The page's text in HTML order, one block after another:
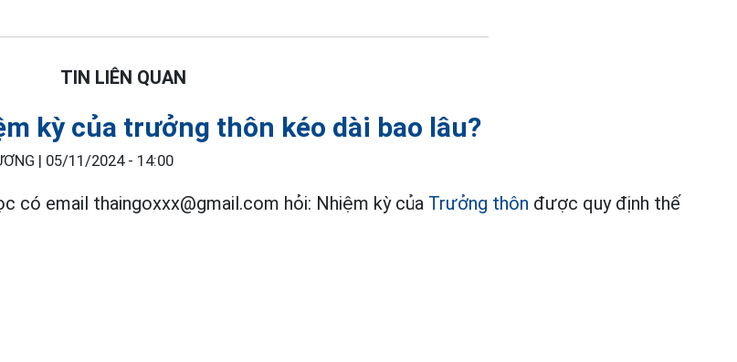
TIN LIÊN QUAN
kỳ của trưởng thôn kéo dài bao lâu?
| 05/11/2024 - 14:00
có email thaingoxxx@gmail.com hỏi: Nhiệm kỳ của Trưởng thôn được quy định thế